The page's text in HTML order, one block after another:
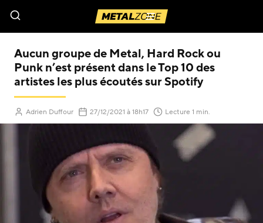
Menu
Aucun groupe de Metal, Hard Rock ou
Punk n’est présent dans le Top 10 des
artistes les plus écoutés sur Spotify
Adrien Duffour 27/12/2021 (Mis à jour le )
à 18h17 Lecture 1 min.